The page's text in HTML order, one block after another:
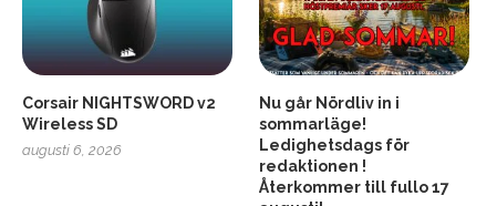
Corsair NIGHTSWORD v2
Wireless SD
augusti 6, 2026
Nu går Nördliv in i
sommarläge!
Ledighetsdags för
redaktionen !
Återkommer till fullo 17